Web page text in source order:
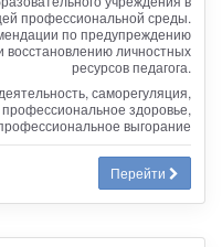
профессиональной среды.
по предупреждению
личностных
ресурсов педагога.
саморегуляция,
здоровье,
выгорание
Перейти